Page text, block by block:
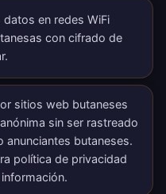
datos en redes WiFi
con cifrado de
sitios web butaneses
sin ser rastreado
anunciantes butaneses.
política de privacidad